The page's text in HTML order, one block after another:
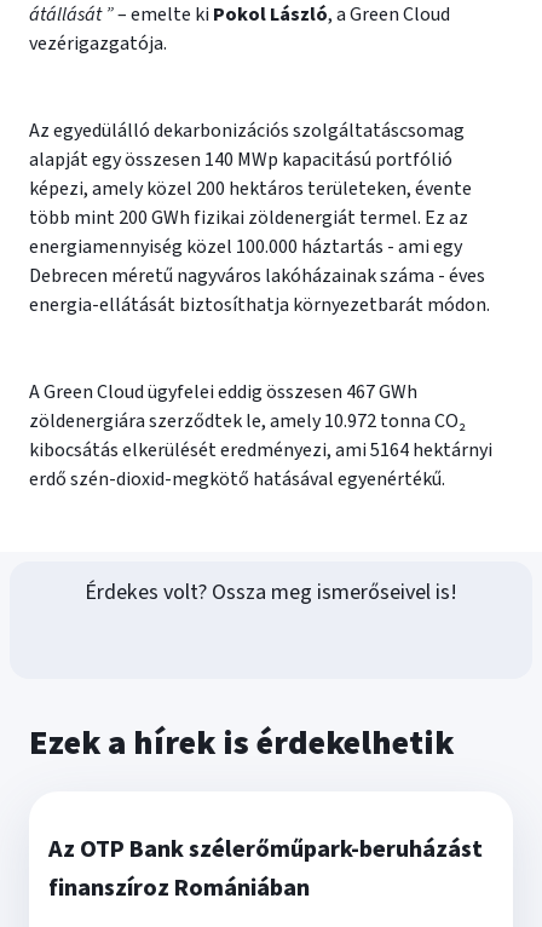
átállását ”– emelte ki Pokol László, a Green Cloud
vezérigazgatója.
Az egyedülálló dekarbonizációs szolgáltatáscsomag
alapját egy összesen 140 MWp kapacitású portfólió
képezi, amely közel 200 hektáros területeken, évente
több mint 200 GWh fizikai zöldenergiát termel. Ez az
energiamennyiség közel 100.000 háztartás - ami egy
Debrecen méretű nagyváros lakóházainak száma - éves
energia-ellátását biztosíthatja környezetbarát módon.
A Green Cloud ügyfelei eddig összesen 467 GWh
zöldenergiára szerződtek le, amely 10.972 tonna CO₂
kibocsátás elkerülését eredményezi, ami 5164 hektárnyi
erdő szén-dioxid-megkötő hatásával egyenértékű.
Érdekes volt? Ossza meg ismerőseivel is!
Ezek a hírek is érdekelhetik
Az OTP Bank szélerőműpark-beruházást
finanszíroz Romániában